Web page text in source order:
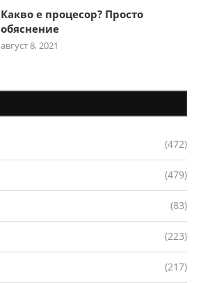
Какво е процесор? Просто
обяснение
август 8, 2021
(472)
(479)
(83)
(223)
(217)